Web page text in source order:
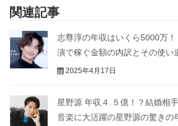
関連記事
志尊淳の年収はいくら5000万
演で稼ぐ金額の内訳とその使い
2025年4月17日
星野源 年収４.５億！？結婚相
音楽に大活躍の星野源の驚きの